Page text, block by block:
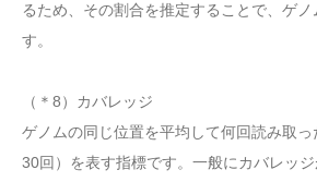
るため、その割合を推定することで、ゲ
す。
（＊8）カバレッジ
ゲノムの同じ位置を平均して何回読み取
30回）を表す指標です。一般にカバレッ